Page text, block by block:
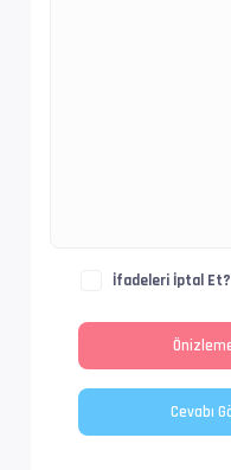
İfadeleri İptal Et?